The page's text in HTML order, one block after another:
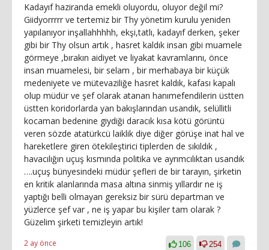
Kadayıf haziranda emekli oluyordu, oluyor değil mi?
Giidyorrrrr ve tertemiz bir Thy yönetim kurulu yeniden
yapılanıyor inşallahhhhh, ekşi,tatlı, kadayıf derken, şeker
gibi bir Thy olsun artık , hasret kaldık insan gibi muamele
görmeye ,bırakın aidiyet ve liyakat kavramlarını, önce
insan muamelesi, bir selam , bir merhabaya bir küçük
medeniyete ve mütevaziliğe hasret kaldık, kafası kapalı
olup müdür ve şef olarak atanan hanımefendilerin üstten
üstten koridorlarda yan bakışlarından usandık, selüllitli
kocaman bedenine giydiği daracık kısa kötü görüntü
veren sözde atatürkcü laiklik diye diğer görüşe inat hal ve
hareketlere giren ötekileştirici tiplerden de sıkıldık ,
havacılığın uçuş kısmında politika ve ayrımcılıktan usandık
….uçuş bünyesindeki müdür şefleri de bir tarayın, şirketin
en kritik alanlarında masa altına sinmiş yıllardır ne iş
yaptığı belli olmayan gereksiz bir sürü departman ve
yüzlerce şef var , ne iş yapar bu kişiler tam olarak ?
Güzelim şirketi temizleyin artık!
2 ay önce 106 254